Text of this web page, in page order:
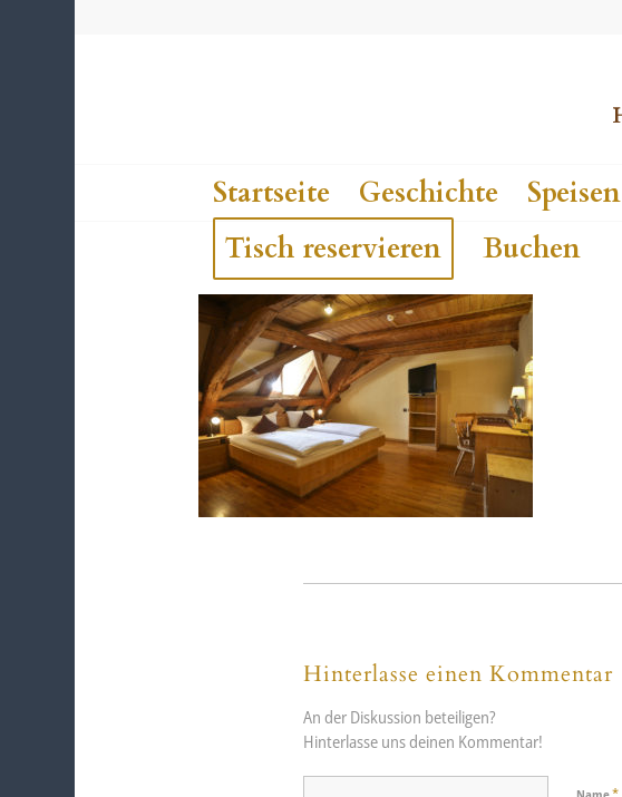
Startseite Geschichte Speisen
Tisch reservieren
Buchen
Hinterlasse einen Kommentar
An der Diskussion beteiligen?
Hinterlasse uns deinen Kommentar!